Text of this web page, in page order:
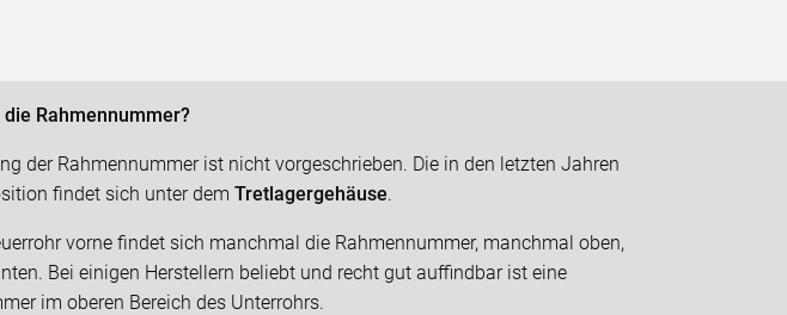
Rahmennummer?
der Rahmennummer ist nicht vorgeschrieben. Die in den letzten Jahren
findet sich unter demTretlagergehäuse.
vorne findet sich manchmal die Rahmennummer, manchmal oben,
Bei einigen Herstellern beliebt und recht gut auffindbar ist eine
im oberen Bereich des Unterrohrs.